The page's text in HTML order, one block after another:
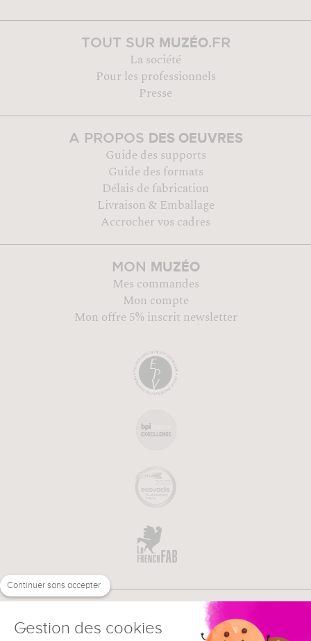
TOUT SUR MUZÉO.FR
La société
Pour les professionnels
Presse
A PROPOS DES OEUVRES
Guide des supports
Guide des formats
Délais de fabrication
Livraison & Emballage
Accrocher vos cadres
MON MUZÉO
Mes commandes
Mon compte
Mon offre 5% inscrit newsletter
Continuer sans accepter
Gestion des cookies